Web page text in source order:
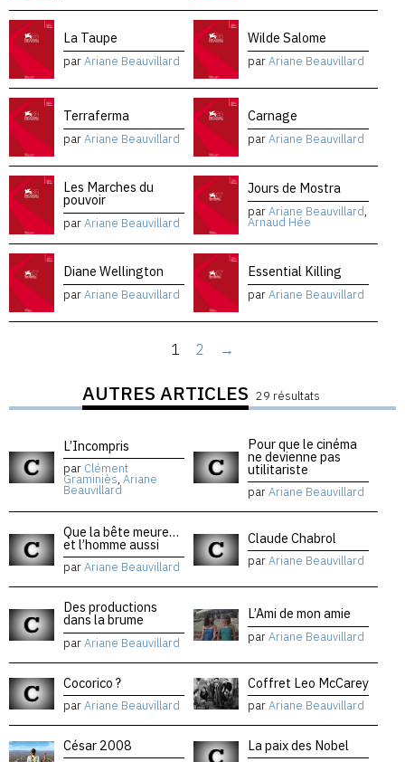
La Taupe
parAriane Beauvillard
Wilde Salome
parAriane Beauvillard
Terraferma
parAriane Beauvillard
Carnage
parAriane Beauvillard
Les Marches du
pouvoir
parAriane Beauvillard
Jours de Mostra
parAriane Beauvillard,
Arnaud Hée
Diane Wellington
parAriane Beauvillard
Essential Killing
parAriane Beauvillard
1 2 →
AUTRES ARTICLES 29 résultats
L’Incompris
par Clément
Graminiès, Ariane
Beauvillard
Pour que le cinéma
ne devienne pas
utilitariste
parAriane Beauvillard
Que la bête meure…
et l’homme aussi
parAriane Beauvillard
Claude Chabrol
parAriane Beauvillard
Des productions
dans la brume
parAriane Beauvillard
L’Ami de mon amie
parAriane Beauvillard
Cocorico ?
parAriane Beauvillard
Coffret Leo McCarey
parAriane Beauvillard
César 2008 La paix des Nobel